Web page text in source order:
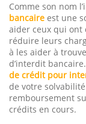
Comme son nom
bancaire est une
aider ceux qui ont
réduire leurs
à les aider à
d’interdit
de crédit pour
de votre
remboursement
crédits en cours.